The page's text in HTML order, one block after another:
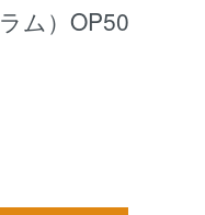
ム）OP50